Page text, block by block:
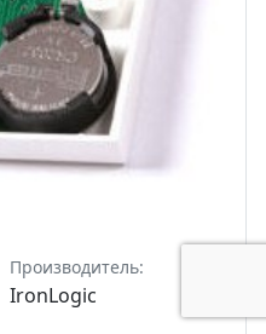
Производитель:
IronLogic